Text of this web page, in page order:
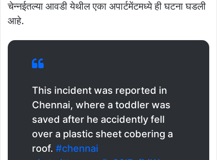
चेन्नईतल्या आवडी येथील एका अपार्टमेंटमध्ये ही घटना घडली
आहे.
This incident was reported in
Chennai, where a toddler was
saved after he accidently fell
over a plastic sheet cobering a
roof. #chennai